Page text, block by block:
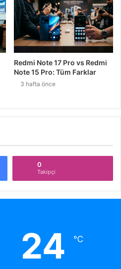
Redmi Note 17 Pro vs Redmi
Note 15 Pro: Tüm Farklar
3 hafta önce
0
Takipçi
24 ℃